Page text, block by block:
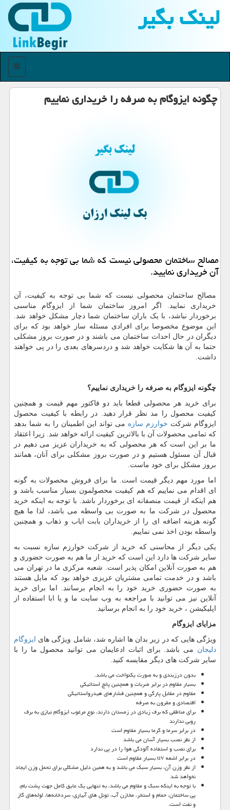
لینك بگیر
منو
چگونه ایزوگام به صرفه را خریداری نماییم
مصالح ساختمان محصولی نیست كه شما بی توجه به كیفیت،
آن خریداری نمایید.
مصالح ساختمان محصولی نیست که شما بی توجه به کیفیت، آن
خریداری نمایید. اگر امروز ساختمان شما از ایزوگام مناسبی
برخوردار نباشد، با یک باران ساختمان شما دچار مشکل خواهد شد.
این موضوع مخصوصا برای افرادی مسئله ساز خواهد بود که برای
دیگران در حال احداث ساختمان می باشند و در صورت بروز مشکلی
حتما به آن ها شکایت خواهد شد و دردسرهای بعدی را در پی خواهند
داشت.
چگونه ایزوگام به صرفه را خریداری نماییم؟
برای خرید هر محصولی قطعا باید دو فاکتور مهم قیمت و همچنین
کیفیت محصول را مد نظر قرار دهید. در رابطه با کیفیت محصول
ایزوگام شرکت خوارزم سازه می تواند این اطمینان را به شما بدهد
که تمامی محصولات آن با بالاترین کیفیت ارائه خواهد شد. زیرا اعتقاد
ما بر این است که هر محصولی که به خریداران عزیز می دهیم در
قبال آن مسئول هستیم و در صورت بروز مشکلی برای آنان، همانند
بروز مشکل برای خود ماست.
اما مورد مهم دیگر قیمت است. ما برای فروش محصولات به گونه
ای اقدام می نماییم که هم کیفیت محصولمون بسیار مناسب باشد و
هم اینکه از قیمت منصفانه ای برخوردار باشد. با توجه به اینکه خرید
محصول در شرکت ما به صورت بی واسطه می باشد، لذا ما هیچ
گونه هزینه اضافه ای را از خریداران بابت ایاب و ذهاب و همچنین
واسطه بودن اخذ نمی نماییم.
یکی دیگر از محاسنی که خرید از شرکت خوارزم سازه نسبت به
سایر شرکت ها دارد این است که خرید از ما هم به صورت حضوری و
هم به صورت آنلاین امکان پذیر است. شعبه مرکزی ما در تهران می
باشد و در خدمت تمامی مشتریان عزیزی خواهد بود که مایل هستند
به صورت حضوری خرید خود را به انجام برسانند. اما برای خرید
آنلاین نیز می توانید با مراجعه به وب سایت ما و یا ابا استفاده از
اپلیکیشن ، خرید خود را به انجام برسانید.
مزایای ایزوگام
ویژگی هایی که در زیر بدان ها اشاره شد، شامل ویژگی های ایزوگام
دلیجان می باشد. برای اثبات ادعایمان می توانید محصول ما را با
سایر شرکت های دیگر مقایسه کنید.
بدون درزبندی و به صورت یکنواخت می باشد.
بسیار مقاوم در برابر ضربات و همچنین پانچ استاتیکی
مقاوم در مقابل پارگی و همچنین فشارهای هیدرواستاتیکی
اقتصادی و مقرون به صرفه
برای مناطقی که برف زیادی در زمستان دارند، نوع مرغوب ایزوگام نیازی به برف
روبی ندارند
در برابر سرما و گرما بسیار مقاوم است
از نظر نصب بسیار آسان می باشد
برای نصب و استفاده آلودگی هوا را در پی ندارد
در برابر اشعهuvبسیار مقاوم است
از نظر وزن آن، بسیار سبک می باشد و به همین دلیل مشکلی برای تحمل وزن ایجاد
نخواهد شد
با توجه به اینکه سبک و مقاوم می باشد، به ‌تنهایی یک عایق کامل جهت پشت ‌بام،
پی ساختمان، حمام و استخر، مخازن آب، تونل ‌های آبیاری، سردخانه‌ها، لوله‌های گاز
و نفت است.